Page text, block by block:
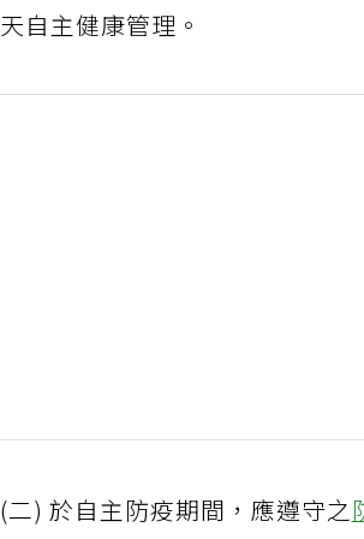
天自主健康管理。
(二) 於自主防疫期間，應遵守之